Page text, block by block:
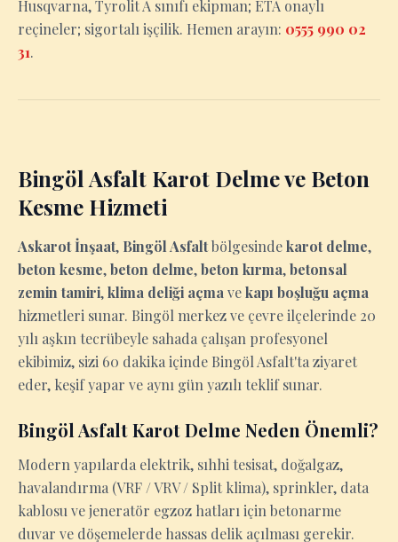
Husqvarna, Tyrolit A sınıfı ekipman; ETA onaylı
reçineler; sigortalı işçilik. Hemen arayın: 0555 990 02
31.
Bingöl Asfalt Karot Delme ve Beton
Kesme Hizmeti
Askarot İnşaat, Bingöl Asfaltbölgesindekarot delme,
beton kesme,beton delme,beton kırma,betonsal
zemin tamiri,klima deliği açma vekapı boşluğu açma
hizmetleri sunar. Bingöl merkez ve çevre ilçelerinde 20
yılı aşkın tecrübeyle sahada çalışan profesyonel
ekibimiz, sizi 60 dakika içinde Bingöl Asfalt'ta ziyaret
eder, keşif yapar ve aynı gün yazılı teklif sunar.
Bingöl Asfalt Karot Delme Neden Önemli?
Modern yapılarda elektrik, sıhhi tesisat, doğalgaz,
havalandırma (VRF / VRV / Split klima), sprinkler, data
kablosu ve jeneratör egzoz hatları için betonarme
duvar ve döşemelerde hassas delik açılması gerekir.